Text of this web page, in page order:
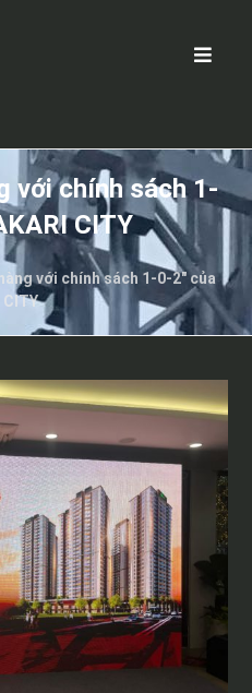
với chính sách 1-
CITY
với chính sách 1-0-2" của
CITY